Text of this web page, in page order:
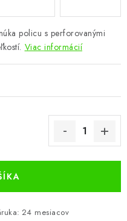
policu s perforovanými
Viac informácií
: 24 mesiacov